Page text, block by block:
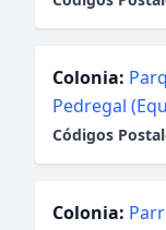
Colonia:
Pedregal
Códigos
Colonia: